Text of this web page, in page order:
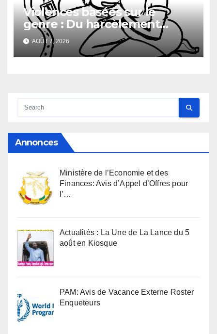
Violences basées sur le
genre : Du harcèlement
sexuel
AOÛT 7, 2026
Annonces
Ministère de l’Economie et des
Finances: Avis d’Appel d’Offres pour
l’…
Actualités : La Une de La Lance du 5
août en Kiosque
PAM: Avis de Vacance Externe Roster
Enqueteurs